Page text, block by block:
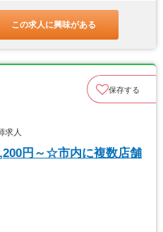
この求人に興味がある
保存する
求人
円～☆市内に複数店舗